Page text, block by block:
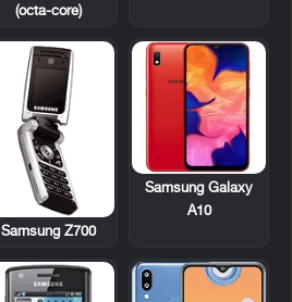
(octa-core)
Samsung Galaxy
A10
Samsung Z700